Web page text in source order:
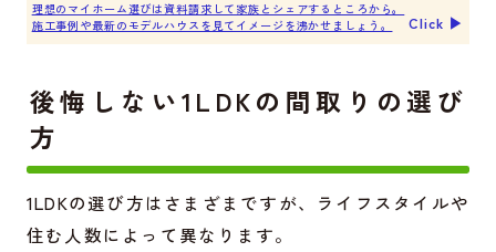
理想のマイホーム選びは資料請求して家族とシェアするところから。
施工事例や最新のモデルハウスを見てイメージを沸かせましょう。
Click ▶︎
後悔しない1LDKの間取りの選び
方
1LDKの選び方はさまざまですが、ライフスタイルや
住む人数によって異なります。